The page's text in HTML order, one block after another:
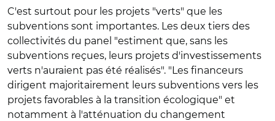
C'est surtout pour les projets "verts" que les
subventions sont importantes. Les deux tiers des
collectivités du panel "estiment que, sans les
subventions reçues, leurs projets d'investissements
verts n'auraient pas été réalisés". "Les financeurs
dirigent majoritairement leurs subventions vers les
projets favorables à la transition écologique" et
notamment à l'atténuation du changement